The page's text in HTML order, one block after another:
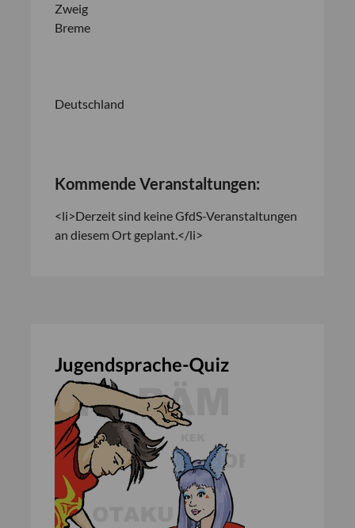
Zweig
Breme
Deutschland
Kommende Veranstaltungen:
<li>Derzeit sind keine GfdS-Veranstaltungen
an diesem Ort geplant.</li>